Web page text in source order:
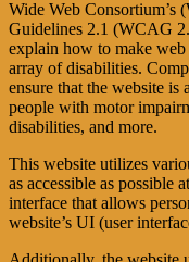
Wide Web Consortium’s
Guidelines 2.1 (WCAG
explain how to make
array of disabilities.
ensure that the website is
people with motor
disabilities, and more.
This website utilizes
as accessible as possible
interface that allows
website’s UI (user